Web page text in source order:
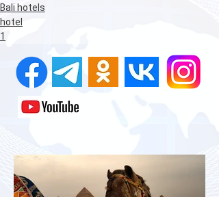
Bali hotels
hotel
1